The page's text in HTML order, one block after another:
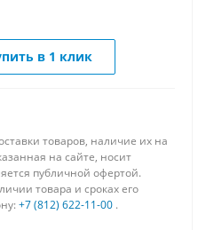
в 1 клик
товаров, наличие их на
на сайте, носит
публичной офертой.
товара и сроках его
+7 (812) 622-11-00 .